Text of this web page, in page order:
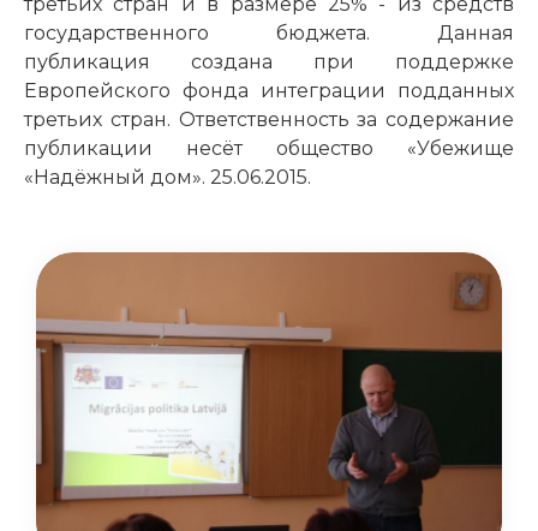
государственного бюджета. Данная
публикация создана при поддержке
Европейского фонда интеграции подданных
третьих стран. Ответственность за содержание
публикации несёт общество «Убежище
«Надёжный дом». 25.06.2015.